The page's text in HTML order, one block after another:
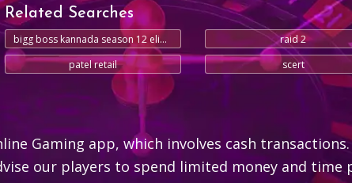
Related Searches
bigg boss kannada season 12 elimination today raid 2
patel retail
scert
Gaming app, which involves cash
our players to spend limited money and